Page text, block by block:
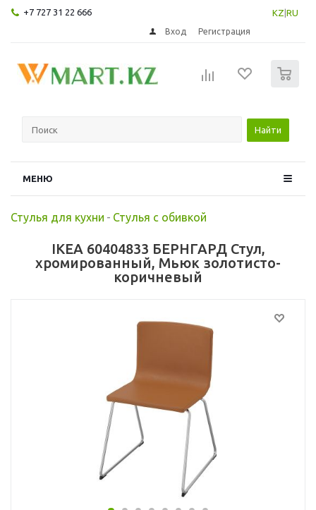
+7 727 31 22 666 KZ RU
Вход Регистрация
Найти
МЕНЮ
Стулья для кухни - Стулья с обивкой
IKEA 60404833 БЕРНГАРД Стул,
хромированный, Мьюк золотисто-
коричневый